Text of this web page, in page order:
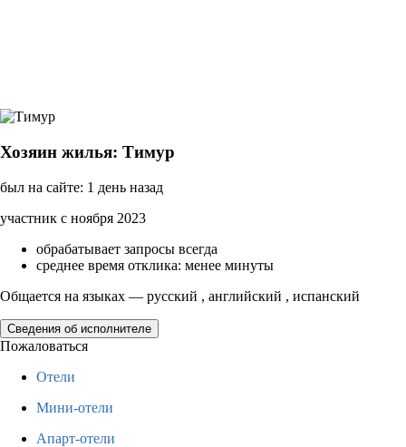
Хозяин жилья: Тимур
был на сайте: 1 день назад
участник с ноября 2023
обрабатывает запросы всегда
среднее время отклика: менее минуты
Общается на языках — русский , английский , испанский
Сведения об исполнителе
Пожаловаться
Отели
Мини-отели
Апарт-отели